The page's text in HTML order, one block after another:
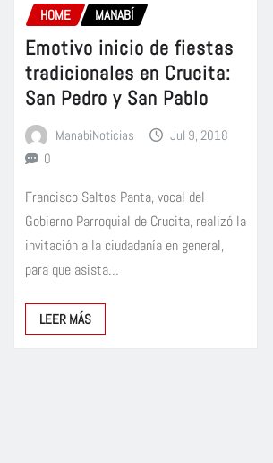
HOME MANABÍ
Emotivo inicio de fiestas
tradicionales en Crucita:
San Pedro y San Pablo
ManabiNoticias
Jul 9, 2018
0
Francisco Saltos Panta, vocal del
Gobierno Parroquial de Crucita, realizó la
invitación a la ciudadanía en general,
para que asista…
LEER MÁS